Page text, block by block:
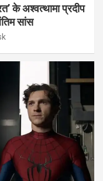
के अश्वत्थामा प्रदीप
सांस